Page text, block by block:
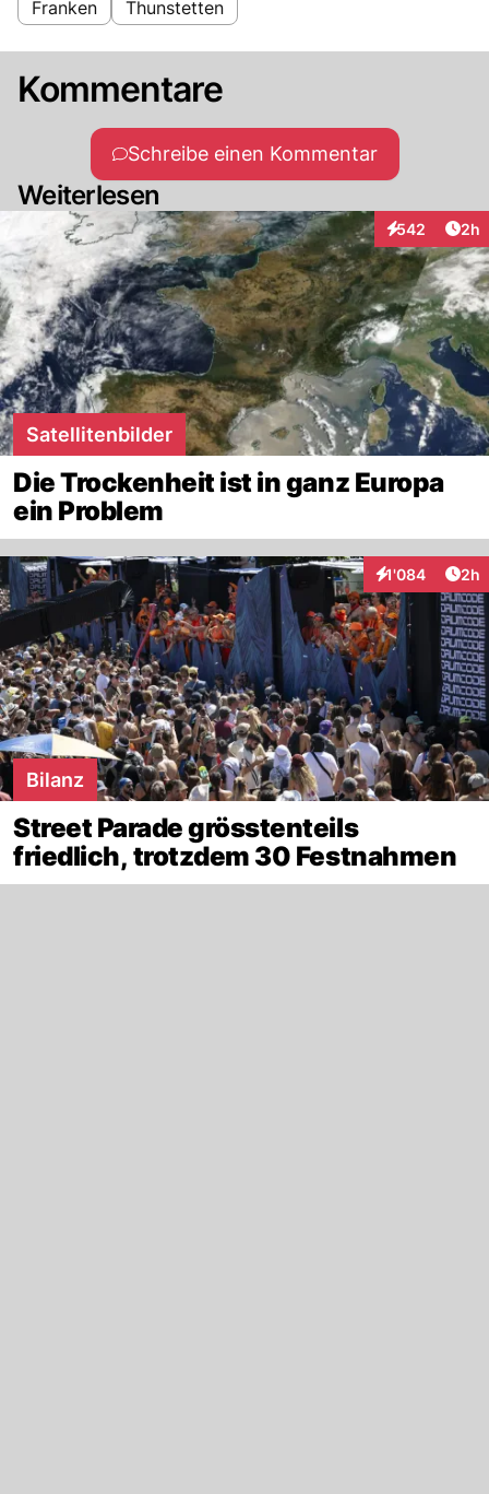
Franken Thunstetten
Kommentare
Schreibe einen Kommentar
Weiterlesen
542
Interaktionen
2h
Satellitenbilder
Die Trockenheit ist in ganz Europa
ein Problem
1'084
Interaktionen2h
Bilanz
Street Parade grösstenteils
friedlich, trotzdem 30 Festnahmen